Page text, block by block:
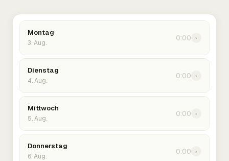
Montag
3. Aug.
0:00 ›
Dienstag
4. Aug.
0:00 ›
Mittwoch
5. Aug.
0:00 ›
Donnerstag
6. Aug.
0:00 ›